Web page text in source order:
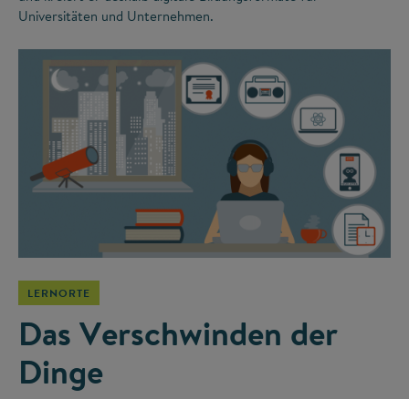
Universitäten und Unternehmen.
LERNORTE
Das Verschwinden der
Dinge